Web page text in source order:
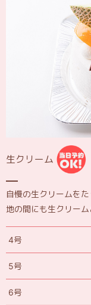
生クリーム
自慢の生クリームを
地の間にも生クリーム
4号
5号
6号